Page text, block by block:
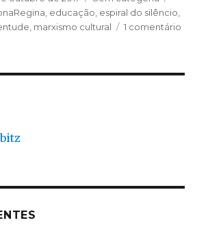
, educação, espiral do silêncio,
, marxismo cultural 1 comentário
a